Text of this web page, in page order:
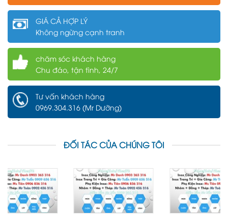
GIÁ CẢ HỢP LÝ
Không ngừng cạnh tranh
chăm sóc khách hàng
Chu đáo, tận tình, 24/7
Tư vấn khách hàng
0969.304.316 (Mr Dưỡng)
ĐỐI TÁC CỦA CHÚNG TÔI